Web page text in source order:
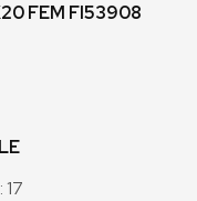
FEM FI53908